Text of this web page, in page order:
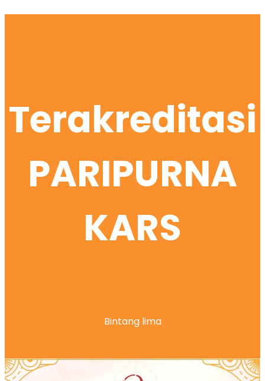
Terakreditasi
PARIPURNA
KARS
Bintang lima